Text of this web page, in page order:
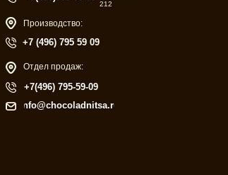
info@chocoladnitsa.ru
+7(496) 795-59-09
Отдел продаж:
+7 (496) 795 59 09
Производство:
212